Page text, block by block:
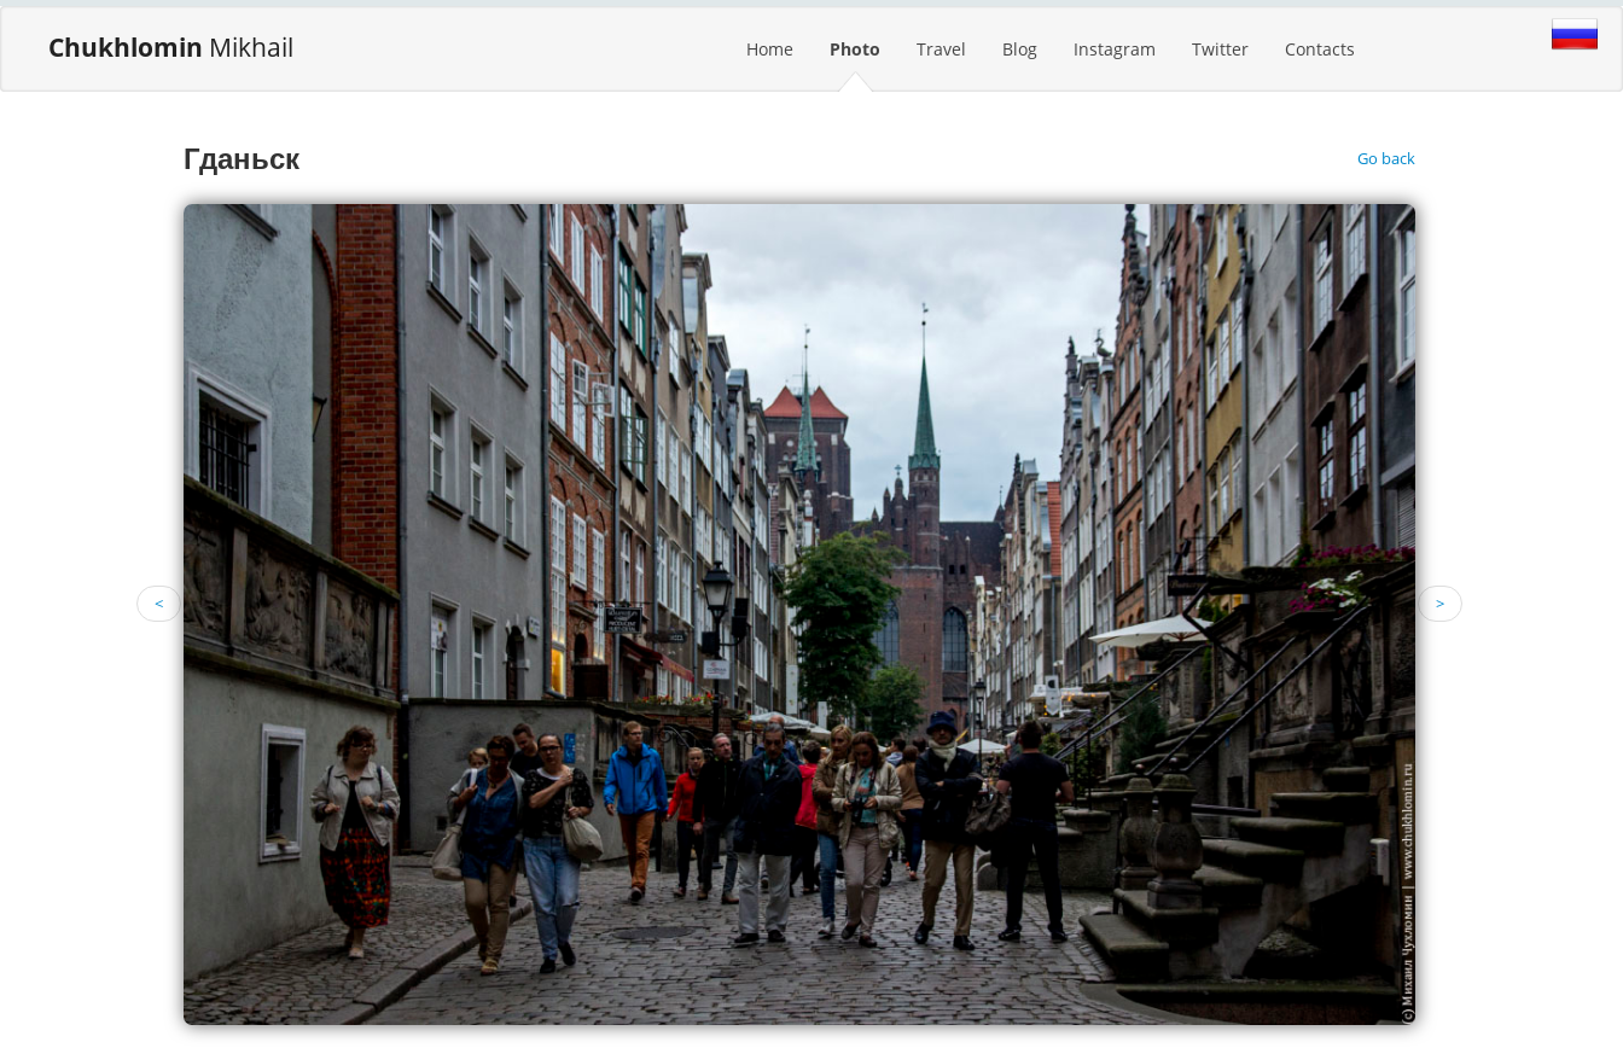
Chukhlomin Mikhail Home Photo Travel Blog Instagram Twitter Contacts
Гданьск Go back
< >